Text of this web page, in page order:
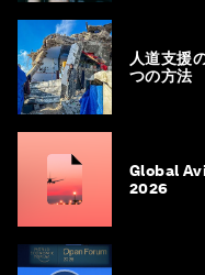
人道支援
つの方法
Global
2026